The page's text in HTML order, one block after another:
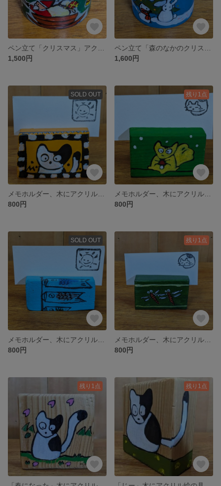
1,500円
1,600円
SOLD OUT
800円
残り1点
800円
SOLD OUT
800円
残り1点
800円
残り1点 残り1点